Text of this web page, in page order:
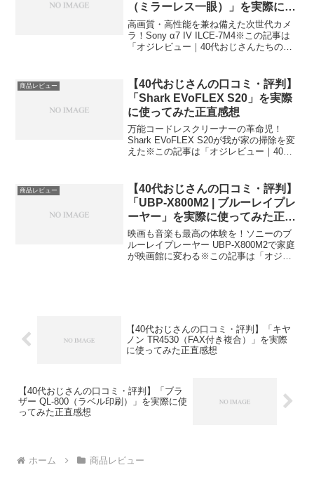
（ミラーレス一眼）」を実際に使
ってみた正直感想
高画質・高性能を兼ね備えた次世代カメ
ラ！Sony α7 IV ILCE-7M4※この記事は
「オジレビュー｜40代おじさんたちのが
紹介したいのが「Sony α7 IV I...
商品レビュー
【40代おじさんの口コミ・評判】
「Shark EVoFLEX S20」を実際
に使ってみた正直感想
万能コードレスクリーナーの革命児！
Shark EVoFLEX S20が我が家の掃除を変
えた※この記事は「オジレビュー｜40代
ミ今日、編集部が紹介したいのが「Shark
...
商品レビュー
【40代おじさんの口コミ・評判】
「UBP-X800M2 | ブルーレイプレ
ーヤー」を実際に使ってみた正直
感想
映画も音楽も最高の体験を！ソニーのブ
ルーレイプレーヤー UBP-X800M2で家庭
が映画館に変わる※この記事は「オジレ
【40代おじさんの口コミ・評判】「キヤ
ノン TR4530（FAX付き複合）」を実際
に使ってみた正直感想
【40代おじさんの口コミ・評判】「ブラ
ザー QL-800（ラベル印刷）」を実際に使
ってみた正直感想
ホーム 商品レビュー